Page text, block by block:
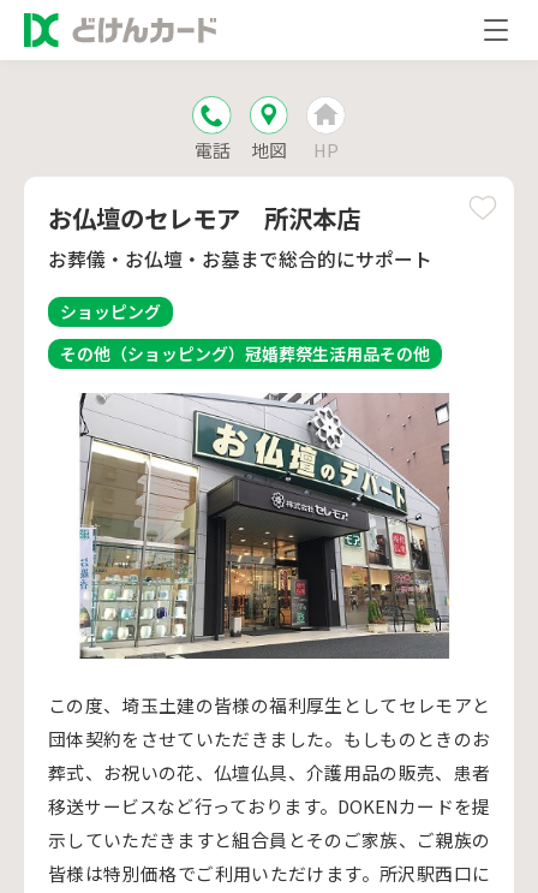
電話 地図 HP
お仏壇のセレモア 所沢本店
お葬儀・お仏壇・お墓まで総合的にサポート
ショッピング
その他（ショッピング） 冠婚葬祭生活用品その他
この度、埼玉土建の皆様の福利厚生としてセレモアと
団体契約をさせていただきました。もしものときのお
葬式、お祝いの花、仏壇仏具、介護用品の販売、患者
移送サービスなど行っております。DOKENカードを提
示していただきますと組合員とそのご家族、ご親族の
皆様は特別価格でご利用いただけます。所沢駅西口に